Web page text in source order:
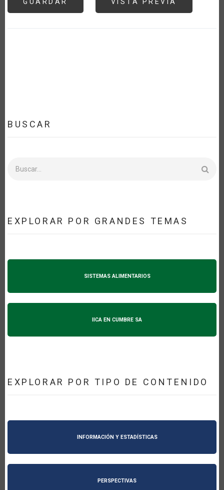
BUSCAR
EXPLORAR POR GRANDES TEMAS
SISTEMAS ALIMENTARIOS
IICA EN CUMBRE SA
EXPLORAR POR TIPO DE CONTENIDO
INFORMACIÓN Y ESTADÍSTICAS
PERSPECTIVAS